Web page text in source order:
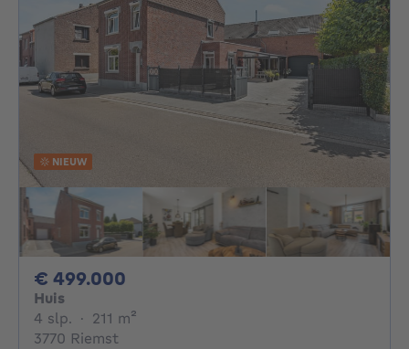
NIEUW
€ 499.000
Huis
4 slp. 4 slaapkamers
· 211 m²
3770 Riemst